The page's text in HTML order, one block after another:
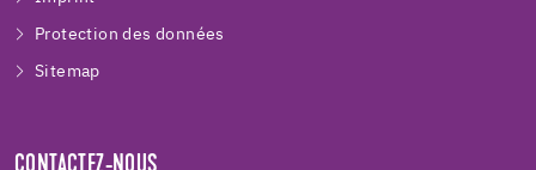
Protection des données
Sitemap